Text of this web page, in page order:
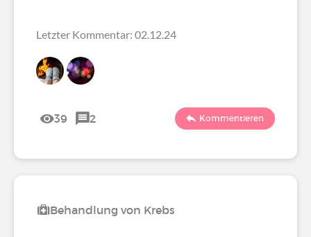
Letzter Kommentar: 02.12.24
39 2 Kommentieren
Behandlung von Krebs